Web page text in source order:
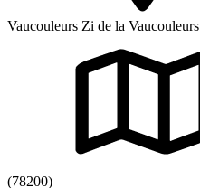
Vaucouleurs Zi de la Vaucouleurs
(78200)